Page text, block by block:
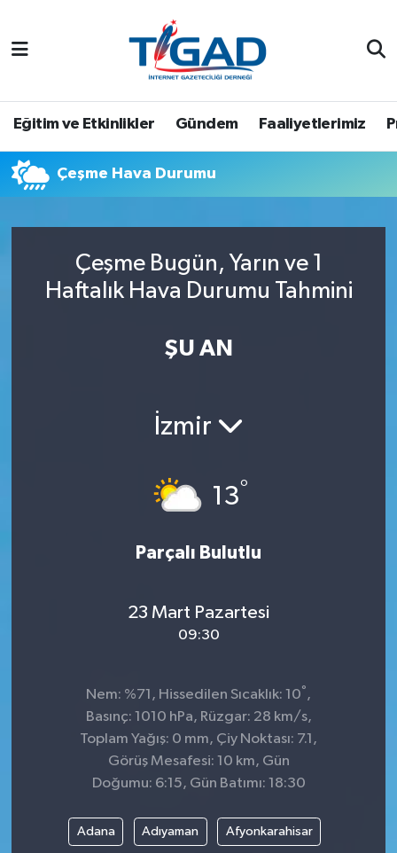
Eğitim ve Etkinlikler Gündem Faaliyetlerimiz
Çeşme Hava Durumu
Çeşme Bugün, Yarın ve 1
Haftalık Hava Durumu Tahmini
ŞU AN
İzmir
13°
Parçalı Bulutlu
23 Mart Pazartesi
09:30
Nem: %71, Hissedilen Sıcaklık: 10° ,
Basınç: 1010 hPa, Rüzgar: 28 km/s,
Toplam Yağış: 0 mm, Çiy Noktası: 7.1,
Görüş Mesafesi: 10 km, Gün
Doğumu: 6:15, Gün Batımı: 18:30
Adana Adıyaman Afyonkarahisar
Nöbetçi Eczaneler
Tüm Manşetler
Son Dakika Haberleri